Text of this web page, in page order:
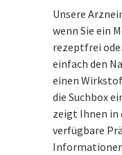
Unsere
wenn Sie ein
rezeptfrei
einfach den
einen
die Suchbox
zeigt Ihnen in
verfügbare